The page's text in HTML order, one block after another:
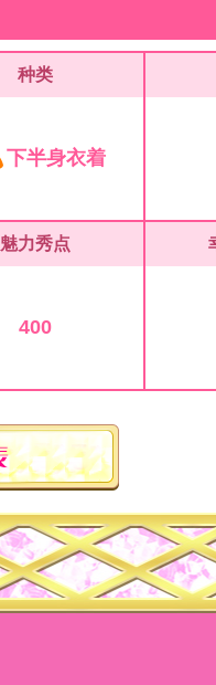
种类
下半身衣着
魅力秀点
400